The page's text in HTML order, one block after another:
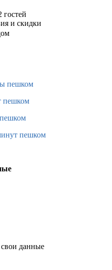
гостей
и скидки
пешком
пешком
пешком
свои данные